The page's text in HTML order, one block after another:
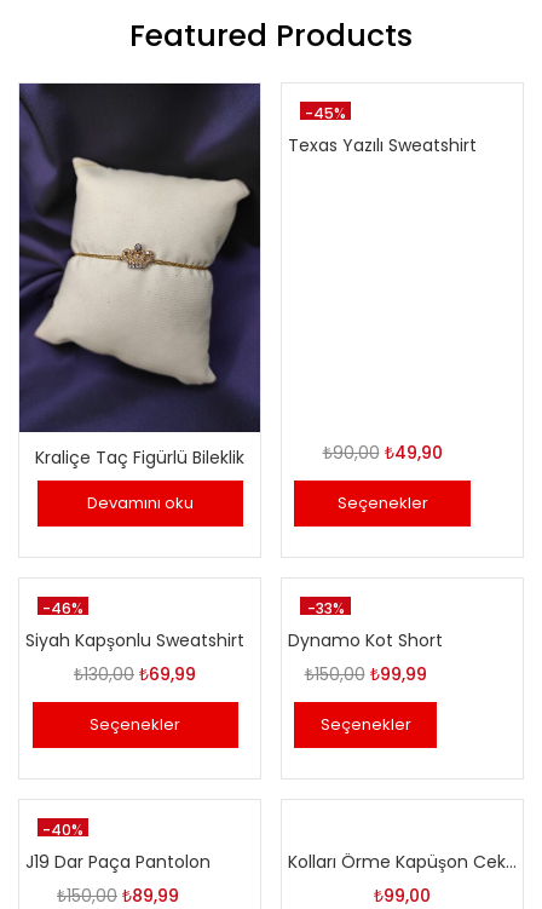
Featured Products
Kraliçe Taç Figürlü Bileklik
Devamını oku
-45%
Texas Yazılı Sweatshirt
₺90,00 Orijinal
fiyat:
₺90,00.
₺49,90Şu
andaki
Seçenekler
-46%
Siyah Kapşonlu Sweatshirt
₺130,00 Orijinal
fiyat:
₺130,00.
₺69,99
andaki
Seçenekler
-33%
Dynamo Kot Short
₺150,00 Orijinal
fiyat:
₺150,00.
₺99,99Şu
andaki
Seçenekler
-40%
J19 Dar Paça Pantolon
₺150,00 Orijinal
₺89,99
Kolları Örme Kapüşon Ceket
₺99,00